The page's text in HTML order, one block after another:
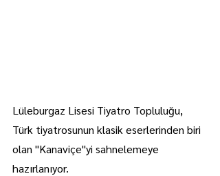
Lüleburgaz Lisesi Tiyatro Topluluğu,
Türk tiyatrosunun klasik eserlerinden biri
olan "Kanaviçe"yi sahnelemeye
hazırlanıyor.